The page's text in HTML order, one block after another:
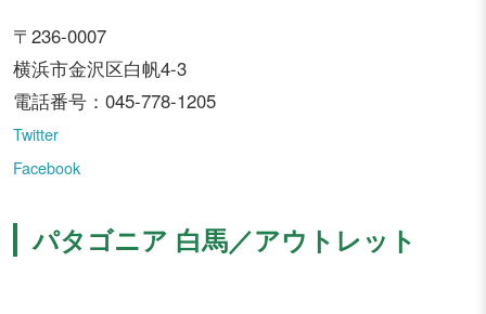
〒236-0007
横浜市金沢区白帆4-3
電話番号：045-778-1205
Twitter
Facebook
パタゴニア 白馬／アウトレット